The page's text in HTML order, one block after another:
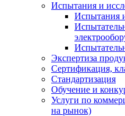
Испытания и
Испытания
Экспертиза
Сертификация,
Стандартизация
Обучение и
Услуги по
на рынок)